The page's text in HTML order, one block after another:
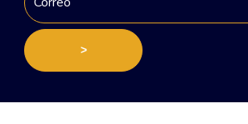
>